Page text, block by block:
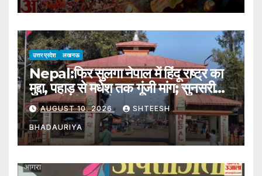
उत्तर प्रदेश लखनऊ
Nepal:फिर सुलगा नेपाल में हिंदू राष्ट्र का
मुद्दा, पहाड़ से मधेश तक गूंजी मांग; सुनसरी
हिंसा की भी जांच तेज – Issue Of
Hindu Nation Reignites In
Nepal Investigation Into
Sunsari Violence Also
Intensifies
AUGUST 10, 2026 SHTEESH
BHADAURIYA